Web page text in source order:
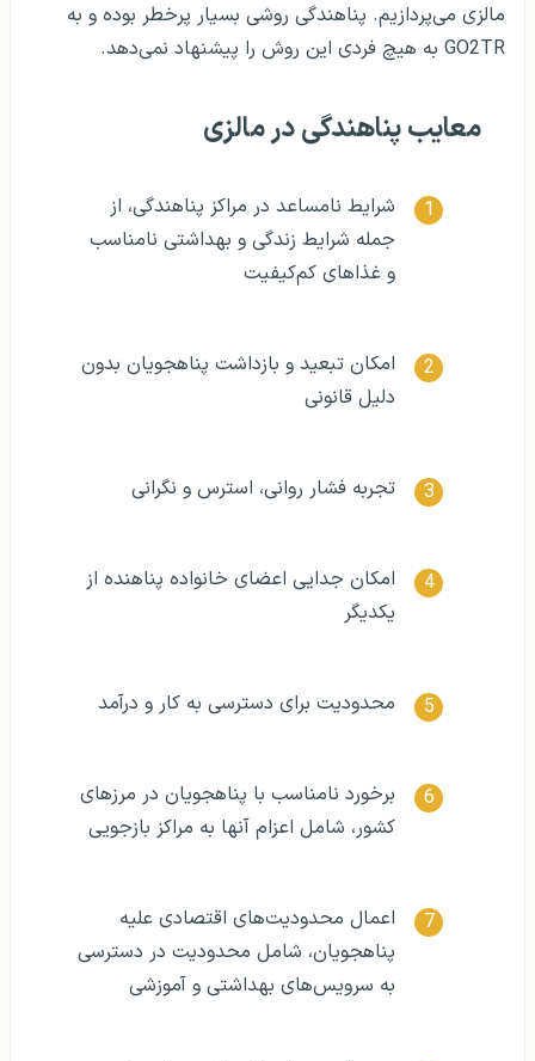
مالزی می‌پردازیم. پناهندگی روشی بسیار پرخطر بوده و به
GO2TR به هیچ فردی این روش را پیشنهاد نمی‌دهد.
معایب پناهندگی در مالزی
شرایط نامساعد در مراکز پناهندگی، از
جمله شرایط زندگی و بهداشتی نامناسب
و غذاهای کم‌کیفیت
امکان تبعید و بازداشت پناهجویان بدون
دلیل قانونی
تجربه فشار روانی، استرس و نگرانی
امکان جدایی اعضای خانواده پناهنده از
یکدیگر
محدودیت برای دسترسی به کار و درآمد
برخورد نامناسب با پناهجویان در مرزهای
کشور، شامل اعزام آنها به مراکز بازجویی
اعمال محدودیت‌های اقتصادی علیه
پناهجویان، شامل محدودیت در دسترسی
به سرویس‌های بهداشتی و آموزشی